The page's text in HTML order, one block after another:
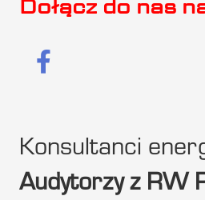
Dołącz do nas
Konsultanci
Audytorzy z RW